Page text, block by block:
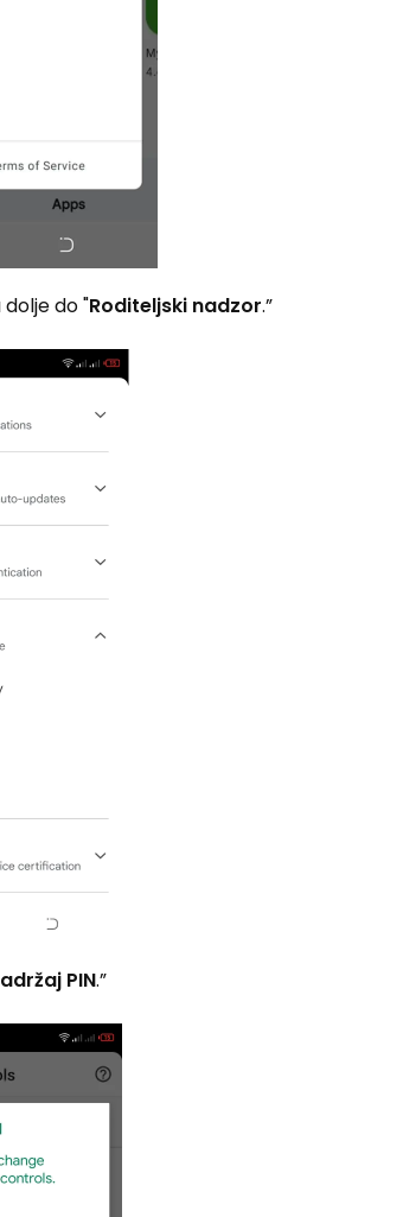
do "Roditeljski nadzor.”
PIN.”